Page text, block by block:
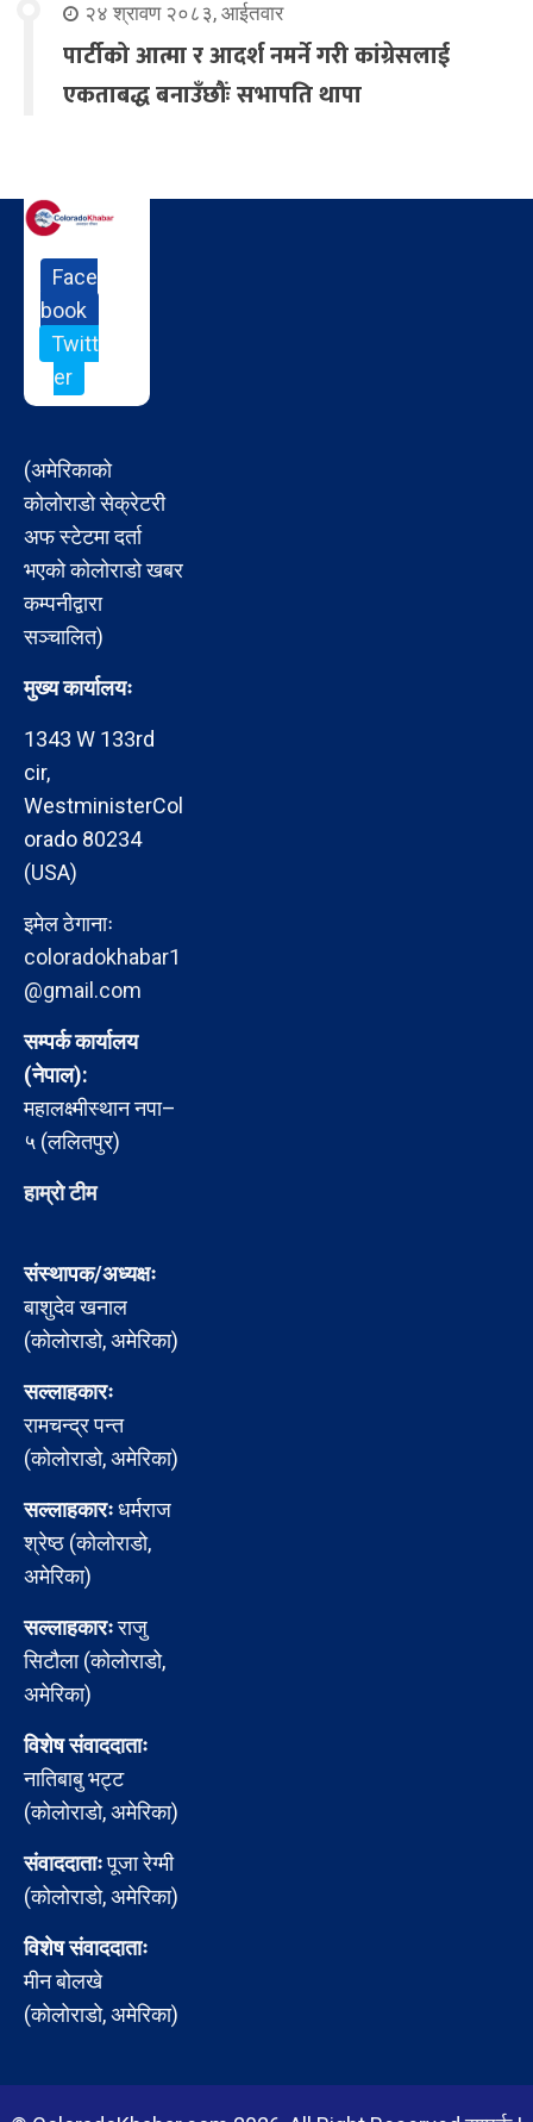
२४ श्रावण २०८३, आईतवार
पार्टीको आत्मा र आदर्श नमर्ने गरी कांग्रेसलाई
एकताबद्ध बनाउँछौंः सभापति थापा
Face
book
Twitt
er
(अमेरिकाको
कोलोराडो सेक्रेटरी
अफ स्टेटमा दर्ता
भएको कोलोराडो खबर
कम्पनीद्वारा
सञ्चालित)
मुख्य कार्यालयः
1343 W 133rd
cir,
WestministerCol
orado 80234
(USA)
इमेल ठेगानाः
coloradokhabar1
@gmail.com
सम्पर्क कार्यालय
(नेपाल):
महालक्ष्मीस्थान नपा–
५ (ललितपुर)
हाम्रो टीम
संस्थापक/अध्यक्षः
बाशुदेव खनाल
(कोलोराडो, अमेरिका)
सल्लाहकारः
रामचन्द्र पन्त
(कोलोराडो, अमेरिका)
सल्लाहकारःधर्मराज
श्रेष्ठ (कोलोराडो,
अमेरिका)
सल्लाहकारःराजु
सिटौला (कोलोराडो,
अमेरिका)
विशेष संवाददाताः
नातिबाबु भट्ट
(कोलोराडो, अमेरिका)
संवाददाताःपूजा रेग्मी
(कोलोराडो, अमेरिका)
विशेष संवाददाताः
मीन बोलखे
(कोलोराडो, अमेरिका)